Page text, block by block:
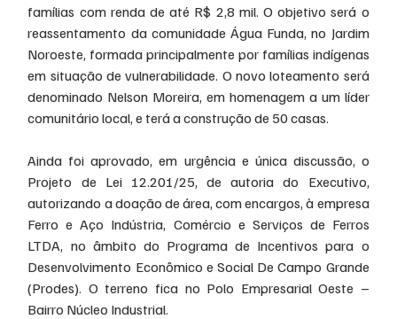
famílias com renda de até R$ 2,8 mil. O objetivo será o
reassentamento da comunidade Água Funda, no Jardim
Noroeste, formada principalmente por famílias indígenas
em situação de vulnerabilidade. O novo loteamento será
denominado Nelson Moreira, em homenagem a um líder
comunitário local, e terá a construção de 50 casas.
Ainda foi aprovado, em urgência e única discussão, o
Projeto de Lei 12.201/25, de autoria do Executivo,
autorizando a doação de área, com encargos, à empresa
Ferro e Aço Indústria, Comércio e Serviços de Ferros
LTDA, no âmbito do Programa de Incentivos para o
Desenvolvimento Econômico e Social De Campo Grande
(Prodes). O terreno fica no Polo Empresarial Oeste –
Bairro Núcleo Industrial.